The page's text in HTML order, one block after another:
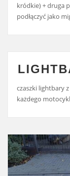
kródkie) + druga
podłączyć jako
czaszki lightbary
każdego